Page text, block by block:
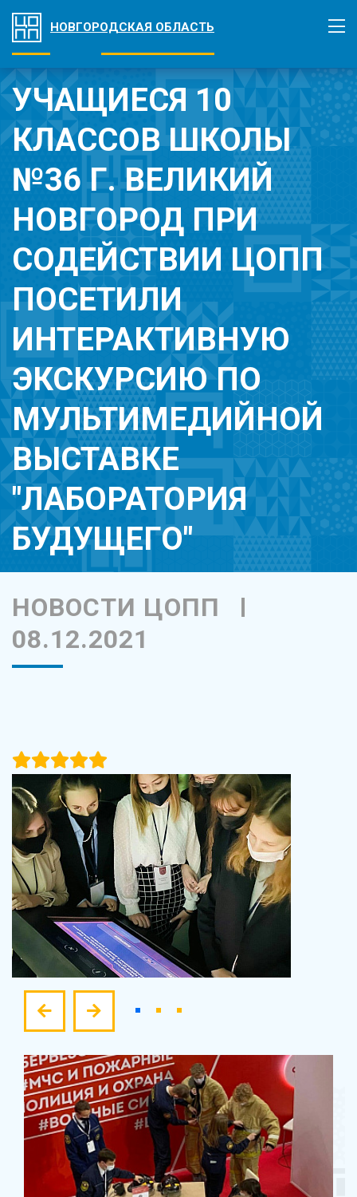
НОВГОРОДСКАЯ ОБЛАСТЬ
УЧАЩИЕСЯ 10
КЛАССОВ ШКОЛЫ
№36 Г. ВЕЛИКИЙ
НОВГОРОД ПРИ
СОДЕЙСТВИИ ЦОПП
ПОСЕТИЛИ
ИНТЕРАКТИВНУЮ
ЭКСКУРСИЮ ПО
МУЛЬТИМЕДИЙНОЙ
ВЫСТАВКЕ
"ЛАБОРАТОРИЯ
БУДУЩЕГО"
НОВОСТИ ЦОПП
08.12.2021